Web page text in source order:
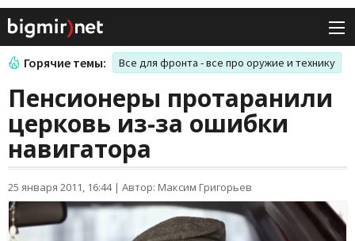
Горячие темы: Все для фронта - все про оружие и технику
Пенсионеры протаранили
церковь из-за ошибки
навигатора
25 января 2011, 16:44| Автор: Максим Григорьев